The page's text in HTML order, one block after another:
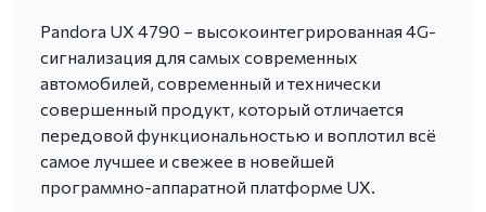
Pandora UX 4790 – высокоинтегрированная 4G-
сигнализация для самых современных
автомобилей, современный и технически
совершенный продукт, который отличается
передовой функциональностью и воплотил всё
самое лучшее и свежее в новейшей
программно-аппаратной платформе UX.